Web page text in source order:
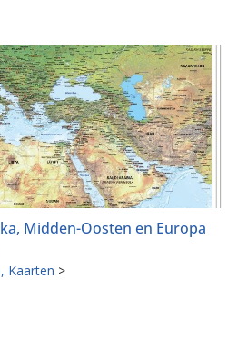
Midden-Oosten en Europa
Kaarten >